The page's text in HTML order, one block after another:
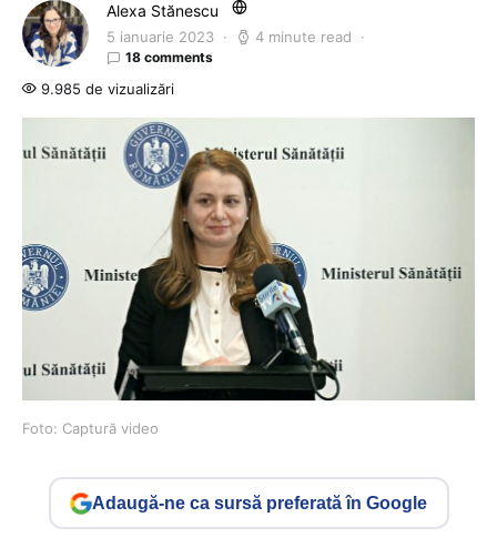
Alexa Stănescu
5 ianuarie 2023 4 minute read
18 comments
9.985 de vizualizări
Foto: Captură video
Adaugă-ne ca sursă preferată în Google